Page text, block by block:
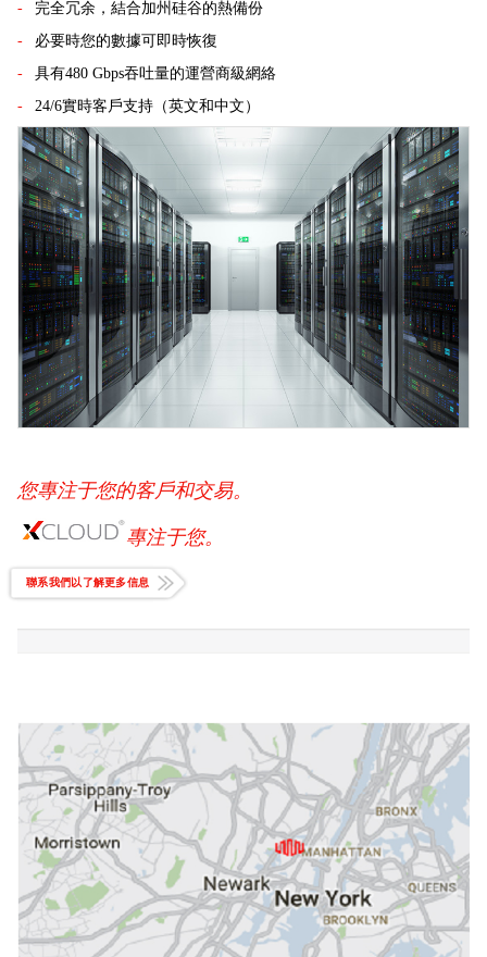
完全冗余，結合加州硅谷的熱備份
必要時您的數據可即時恢復
具有480 Gbps吞吐量的運營商級網絡
24/6實時客戶支持（英文和中文）
您專注于您的客戶和交易。
專注于您。
聯系我們以了解更多信息